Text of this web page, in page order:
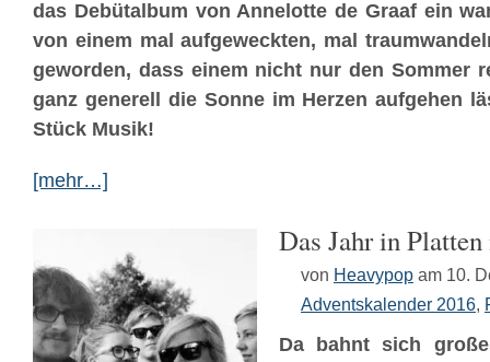
das Debütalbum von Annelotte de Graaf ein
von einem mal aufgeweckten, mal
geworden, dass einem nicht nur den Sommer
ganz generell die Sonne im Herzen aufgehen
Stück Musik!
[mehr…]
Das Jahr in
von Heavypop am 10.
Adventskalender 2016,
Da bahnt sich